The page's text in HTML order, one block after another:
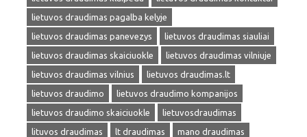
lietuvos draudimas pagalba kelyje
lietuvos draudimas panevezys
lietuvos draudimas siauliai
lietuvos draudimas skaiciuokle
lietuvos draudimas vilniuje
lietuvos draudimas vilnius
lietuvos draudimas.lt
lietuvos draudimo
lietuvos draudimo kompanijos
lietuvos draudimo skaiciuokle
lietuvosdraudimas
lituvos draudimas
lt draudimas
mano draudimas